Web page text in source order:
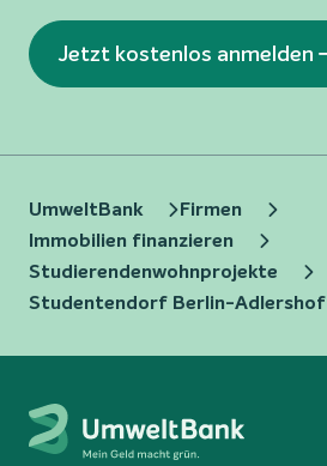
Jetzt kostenlos anmelden
UmweltBank
Firmen
Immobilien finanzieren
Studierendenwohnprojekte
Studentendorf Berlin-Adlershof